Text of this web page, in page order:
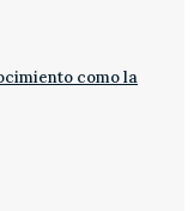
como la